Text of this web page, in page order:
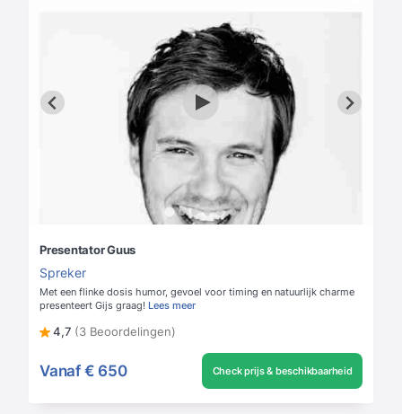
Presentator Guus
Spreker
Met een flinke dosis humor, gevoel voor timing en natuurlijk charme
presenteert Gijs graag! Lees meer
4,7 (3 Beoordelingen)
Vanaf € 650 Check prijs & beschikbaarheid